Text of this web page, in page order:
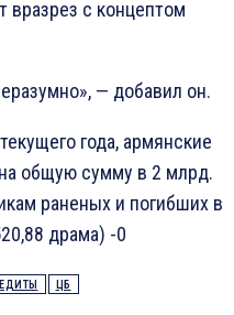
вразрез с концептом
— добавил он.
года, армянские
общую сумму в 2 млрд.
раненых и погибших в
драма) -0
ЦБ